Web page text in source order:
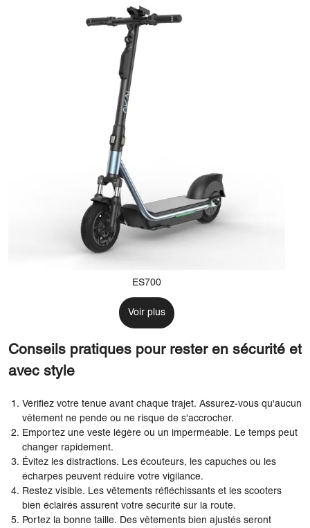
ES700
Voir plus
Conseils pratiques pour rester en sécurité et
avec style
Vérifiez votre tenue avant chaque trajet. Assurez-vous qu'aucun
vêtement ne pende ou ne risque de s'accrocher.
Emportez une veste légère ou un imperméable. Le temps peut
changer rapidement.
Évitez les distractions. Les écouteurs, les capuches ou les
écharpes peuvent réduire votre vigilance.
Restez visible. Les vêtements réfléchissants et les scooters
bien éclairés assurent votre sécurité sur la route.
Portez la bonne taille. Des vêtements bien ajustés seront